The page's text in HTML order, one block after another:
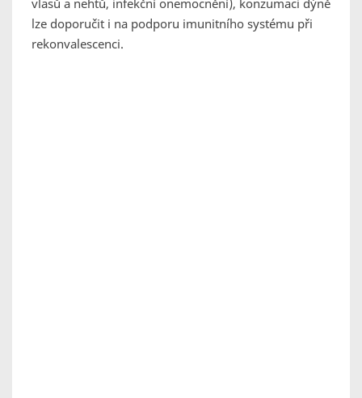
vlasů a nehtů, infekční onemocnění), konzumaci dýně
lze doporučit i na podporu imunitního systému při
rekonvalescenci.